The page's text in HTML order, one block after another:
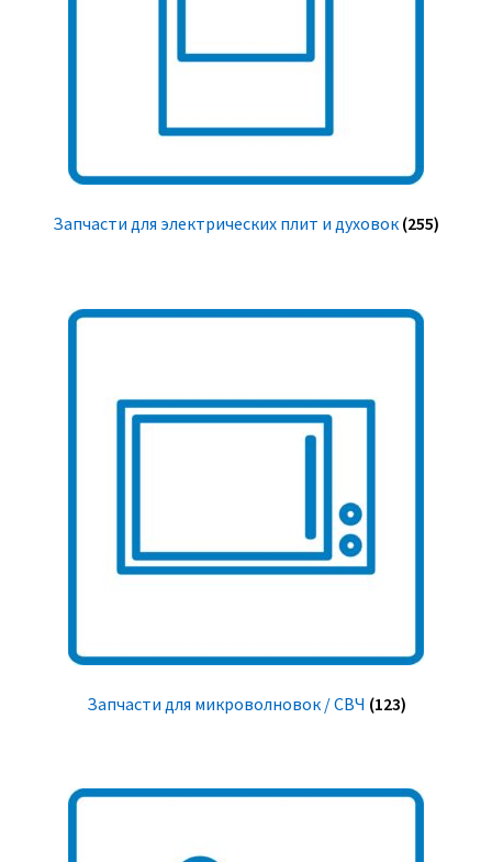
Запчасти для электрических плит и духовок (255)
Запчасти для микроволновок / СВЧ (123)